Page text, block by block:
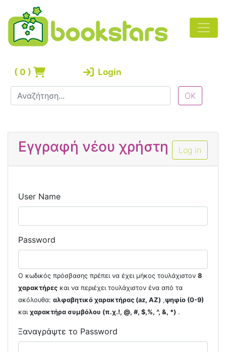
( 0 ) Login
Log in
Εγγραφή νέου χρήστη
User Name
Password
Ο κωδικός πρόσβασης πρέπει να έχει μήκος τουλάχιστον 8
χαρακτήρες και να περιέχει τουλάχιστον ένα από τα
ακόλουθα: αλφαβητικό χαρακτήρας (az, AZ) ,ψηφίο (0-9)
και χαρακτήρα συμβόλου (π.χ.!, @, #, $,%, ^, &, *) .
Ξαναγράψτε το Password